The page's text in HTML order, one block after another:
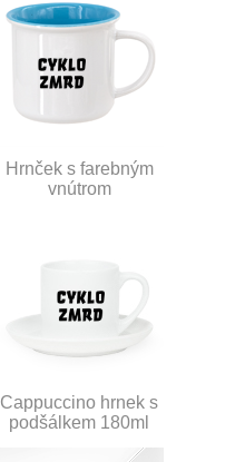
Hrnček s farebným
vnútrom
Cappuccino hrnek s
podšálkem 180ml